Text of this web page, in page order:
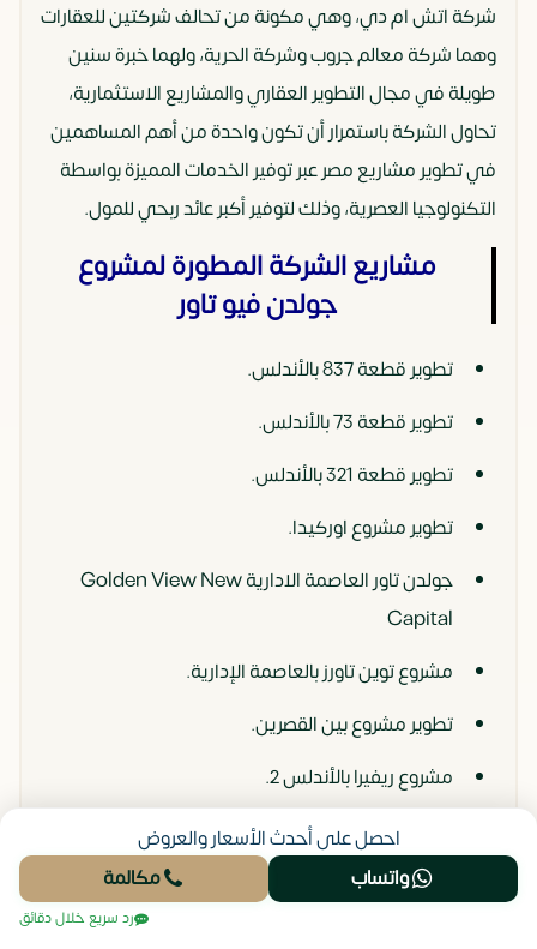
شركة اتش ام دي، وهي مكونة من تحالف شركتين للعقارات
وهما شركة معالم جروب وشركة الحرية، ولهما خبرة سنين
طويلة في مجال التطوير العقاري والمشاريع الاستثمارية،
تحاول الشركة باستمرار أن تكون واحدة من أهم المساهمين
في تطوير مشاريع مصر عبر توفير الخدمات المميزة بواسطة
التكنولوجيا العصرية، وذلك لتوفير أكبر عائد ربحي للمول.
مشاريع الشركة المطورة لمشروع
جولدن فيو تاور
تطوير قطعة 837 بالأندلس.
تطوير قطعة 73 بالأندلس.
تطوير قطعة 321 بالأندلس.
تطوير مشروع اوركيدا.
جولدن تاور العاصمة الادارية Golden View New
Capital
مشروع توين تاورز بالعاصمة الإدارية.
تطوير مشروع بين القصرين.
مشروع ريفيرا بالأندلس 2.
مشروع وديا تاورز بالعاصمة الإدارية.
احصل على أحدث الأسعار والعروض
واتساب
مكالمة
رد سريع خلال دقائق